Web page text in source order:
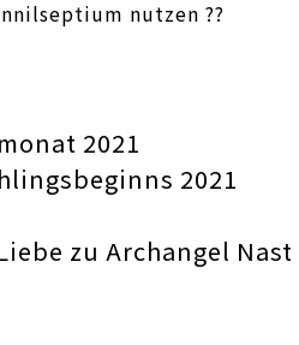
nutzen ??
2021
2021
zu Archangel Nast